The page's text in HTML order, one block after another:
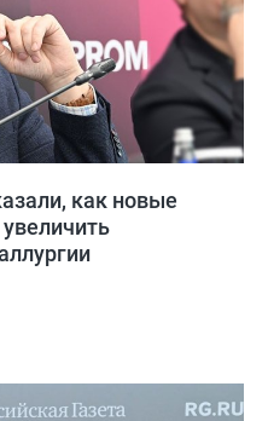
как новые